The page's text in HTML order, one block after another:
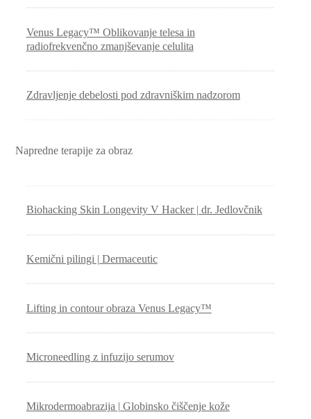
Venus Legacy™ Oblikovanje telesa in
radiofrekvenčno zmanjševanje celulita
Zdravljenje debelosti pod zdravniškim nadzorom
Napredne terapije za obraz
Biohacking Skin Longevity V Hacker | dr. Jedlovčnik
Kemični pilingi | Dermaceutic
Lifting in contour obraza Venus Legacy™
Microneedling z infuzijo serumov
Mikrodermoabrazija | Globinsko čiščenje kože